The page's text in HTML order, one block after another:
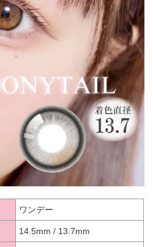
ワンデー
14.5mm / 13.7mm